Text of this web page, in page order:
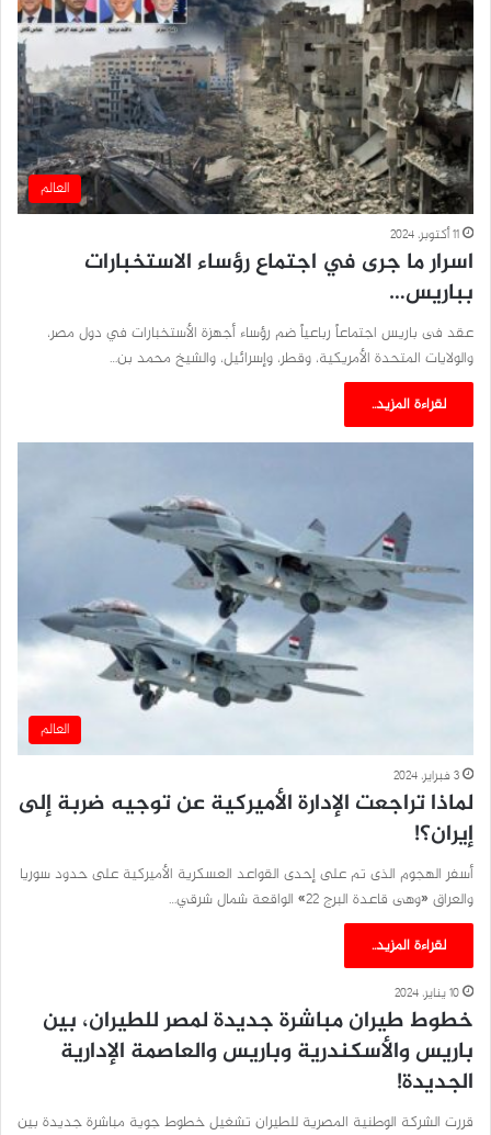
العالم
11 أكتوبر، 2024
اسرار ما جرى في اجتماع رؤساء الاستخبارات
بباريس…
عقد فى باريس اجتماعاً رباعياً ضم رؤساء أجهزة الأستخبارات في دول مصر،
والولايات المتحدة الأمريكية، وقطر، وإسرائيل، والشيخ محمد بن…
لقراءة المزيد..
العالم
3 فبراير، 2024
لماذا تراجعت الإدارة الأميركية عن توجيه ضربة إلى
إيران؟!
أسفر الهجوم الذى تم على إحدى القواعد العسكرية الأميركية على حدود سوريا
والعراق «وهى قاعدة البرج ٢٢» الواقعة شمال شرقي…
لقراءة المزيد..
10 يناير، 2024
خطوط طيران مباشرة جديدة لمصر للطيران، بين
باريس والأسكندرية وباريس والعاصمة الإدارية
الجديدة!
قررت الشركة الوطنية المصرية للطيران تشغيل خطوط جوية مباشرة جديدة بين